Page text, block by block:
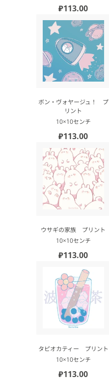
₽113.00
ボン・ヴォヤージュ！ プ
リント
10×10センチ
₽113.00
ウサギの家族 プリント
10×10センチ
₽113.00
タピオカティー プリント
10×10センチ
₽113.00